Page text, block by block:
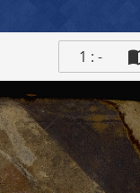
1 : -